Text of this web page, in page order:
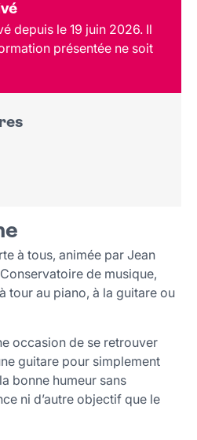
depuis le 19 juin 2026. Il
présentée ne soit
à tous, animée par Jean
de musique,
tour au piano, à la guitare ou
occasion de se retrouver
guitare pour simplement
bonne humeur sans
ni d’autre objectif que le